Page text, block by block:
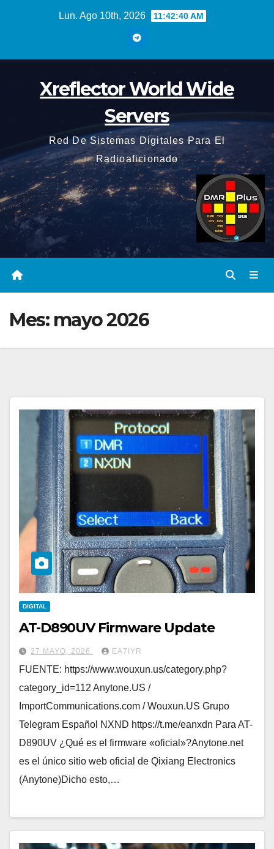
Lun. Ago 10th, 2026 11:42:42 AM
Xreflector World Wide
Servers
Red De Sistemas Digitales Para El
Radioaficionado
Mes: mayo 2026
DIGITAL
AT-D890UV Firmware Update
27 MAYO, 2026 EA7IYR
FUENTE: https://www.wouxun.us/category.php?
category_id=112 Anytone.US /
ImportCommunications.com / Wouxun.US Grupo
Telegram Español NXND https://t.me/eanxdn Para AT-
D890UV ¿Qué es el firmware «oficial»?Anytone.net
es el único sitio web oficial de Qixiang Electronics
(Anytone)Dicho esto,…